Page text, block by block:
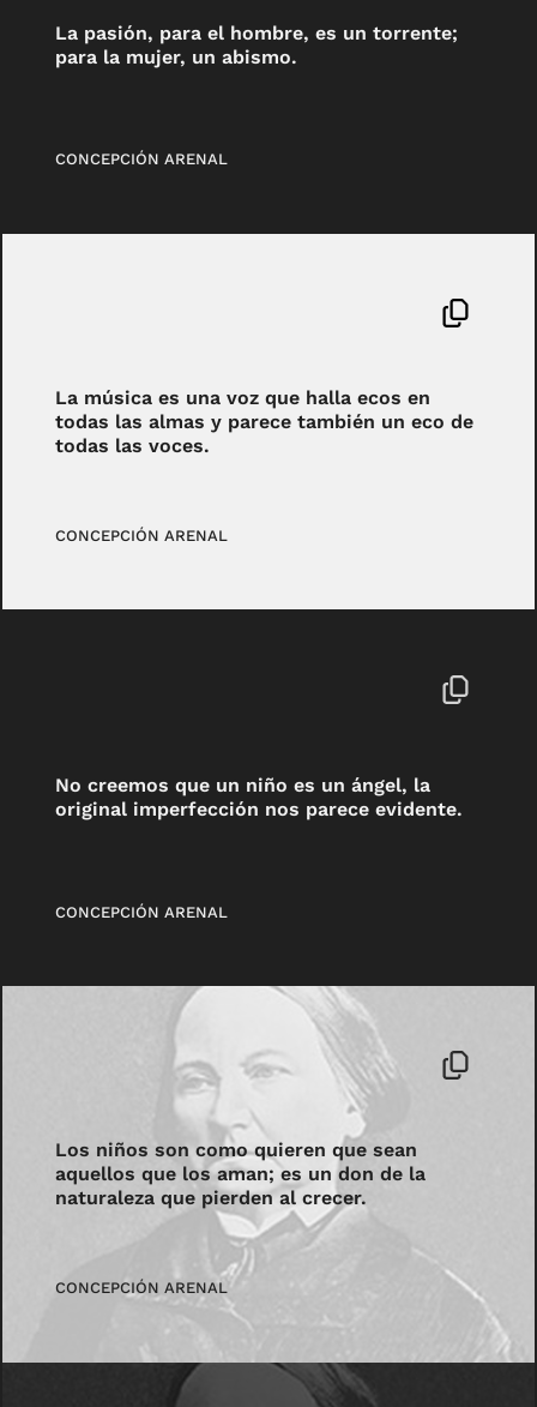
La pasión, para el hombre, es un torrente;
para la mujer, un abismo.
CONCEPCIÓN ARENAL
La música es una voz que halla ecos en
todas las almas y parece también un eco de
todas las voces.
CONCEPCIÓN ARENAL
No creemos que un niño es un ángel, la
original imperfección nos parece evidente.
CONCEPCIÓN ARENAL
Los niños son como quieren que sean
aquellos que los aman; es un don de la
naturaleza que pierden al crecer.
CONCEPCIÓN ARENAL